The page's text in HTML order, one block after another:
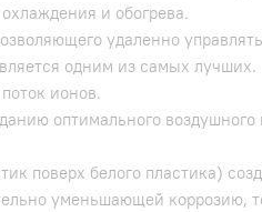
и обогрева.
удаленно
одним из самых лучших.
ионов.
оптимального
поверх белого пластика)
уменьшающей коррозию,